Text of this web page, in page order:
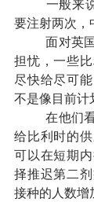
一般来
要注射两次，
面对英
担忧，一些
尽快给尽可
不是像目前计
在他们
给比利时的
可以在短期
择推迟第二
接种的人数增